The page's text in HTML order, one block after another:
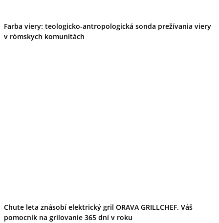
Farba viery: teologicko-antropologická sonda prežívania viery
v rómskych komunitách
Chute leta znásobí elektrický gril ORAVA GRILLCHEF. Váš
pomocník na grilovanie 365 dní v roku